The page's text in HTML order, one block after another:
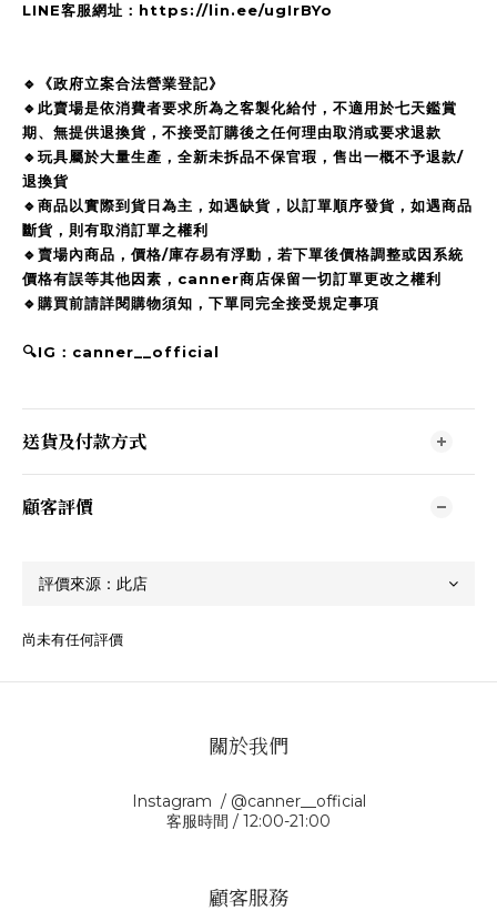
LINE客服網址：https://lin.ee/ugIrBYo
🔹《政府立案合法營業登記》
🔹此賣場是依消費者要求所為之客製化給付，不適用於七天鑑賞
期、無提供退換貨，不接受訂購後之任何理由取消或要求退款
🔹玩具屬於大量生產，全新未拆品不保官瑕，售出一概不予退款/
退換貨
🔹商品以實際到貨日為主，如遇缺貨，以訂單順序發貨，如遇商品
斷貨，則有取消訂單之權利
🔹賣場內商品，價格/庫存易有浮動，若下單後價格調整或因系統
價格有誤等其他因素，canner商店保留一切訂單更改之權利
🔹購買前請詳閱購物須知，下單同完全接受規定事項
🔍IG：canner__official
送貨及付款方式
顧客評價
尚未有任何評價
關於我們
Instagram / @canner__official
客服時間 / 12:00-21:00
顧客服務